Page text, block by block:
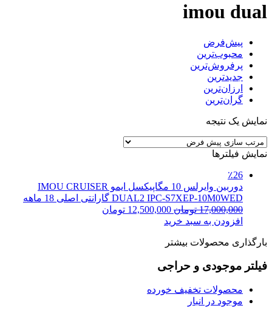
imou dual
پیش‌فرض
محبوب‌ترین
پرفروش‌ترین
جدیدترین
ارزان‌ترین
گران‌ترین
نمایش یک نتیجه
نمایش فیلترها
٪26
دوربین وایرلس 10 مگاپیکسل ایمو IMOU CRUISER
DUAL2 IPC-S7XEP-10M0WED گارانتی اصلی 18 ماهه
17,000,000 تومان 12,500,000 تومان
افزودن به سبد خرید
بارگذاری محصولات بیشتر
فیلتر موجودی و حراجی
محصولات تخفیف خورده
موجود در انبار